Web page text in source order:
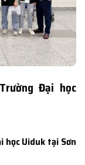
Đại học
học Uiduk tại Sơn